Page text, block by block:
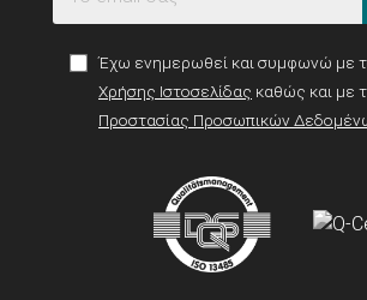
Έχω ενημερωθεί και συμφωνώ με
Χρήσης Ιστοσελίδας καθώς και με
Προστασίας Προσωπικών